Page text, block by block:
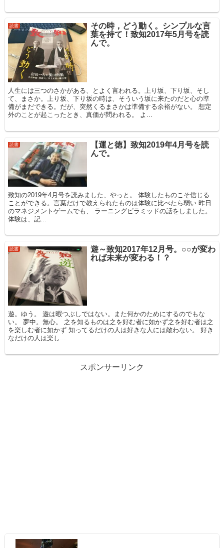
読書
その時，どう動く。シンプルな言
葉を持て！致知2017年5月号を読
んで。
人生には三つのさかがある、とよく言われる。上り坂、下り坂、そし
て、まさか。上り坂、下り坂の時は、そういう坂に来たのだと心の準
備がまだできる。だが、突然くるまさかは準備する余裕がない。 想定
外のことが起こったとき、真価が問われる。 よ...
読書
【運と徳】致知2019年4月号を読
んで。
致知の2019年4月号を読みました、やっと。 体験したものこそ信じる
ことができる。言葉だけで教えられたものは体験に比べたら弱い 昨日
のマネジメントゲームでも、 ラーニングピラミッドの話をしました。
体験は、記...
読書
遊～致知2017年12月号。○○が変わ
れば未来が変わる！？
遊。ゆう。 遊は暇つぶしではない。また何かのためにするのでもな
い。 夢中。無心。 之を知るものは之を好む者に如かず之を好む者は之
を楽しむ者に如かず 知ってるだけの人は好きな人には敵わない。 好き
なだけの人は楽し...
スポンサーリンク